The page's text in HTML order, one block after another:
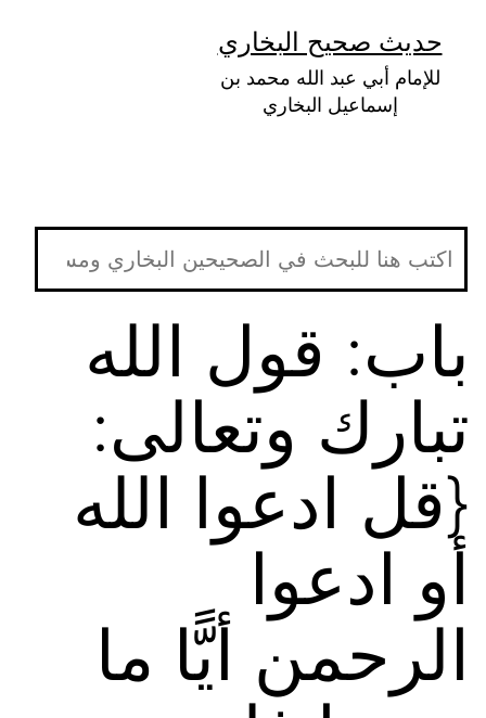
المحتوى
حديث صحيح البخاري
للإمام أبي عبد الله محمد بن
إسماعيل البخاري
باب: قول الله
تبارك وتعالى:
{قل ادعوا الله
أو ادعوا
الرحمن أيًّا ما